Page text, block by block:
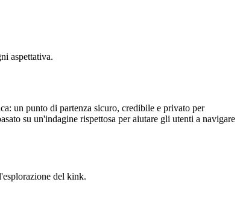
aspettativa.
un punto di partenza sicuro, credibile e privato per
su un'indagine rispettosa per aiutare gli utenti a navigare
del kink.